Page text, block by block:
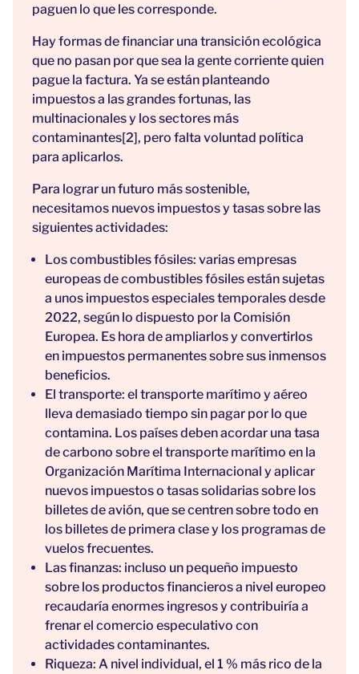
paguen lo que les corresponde.
Hay formas de financiar una transición ecológica
que no pasan por que sea la gente corriente quien
pague la factura. Ya se están planteando
impuestos a las grandes fortunas, las
multinacionales y los sectores más
contaminantes[2], pero falta voluntad política
para aplicarlos.
Para lograr un futuro más sostenible,
necesitamos nuevos impuestos y tasas sobre las
siguientes actividades:
Los combustibles fósiles: varias empresas
europeas de combustibles fósiles están sujetas
a unos impuestos especiales temporales desde
2022, según lo dispuesto por la Comisión
Europea. Es hora de ampliarlos y convertirlos
en impuestos permanentes sobre sus inmensos
beneficios.
El transporte: el transporte marítimo y aéreo
lleva demasiado tiempo sin pagar por lo que
contamina. Los países deben acordar una tasa
de carbono sobre el transporte marítimo en la
Organización Marítima Internacional y aplicar
nuevos impuestos o tasas solidarias sobre los
billetes de avión, que se centren sobre todo en
los billetes de primera clase y los programas de
vuelos frecuentes.
Las finanzas: incluso un pequeño impuesto
sobre los productos financieros a nivel europeo
recaudaría enormes ingresos y contribuiría a
frenar el comercio especulativo con
actividades contaminantes.
Riqueza: A nivel individual, el 1 % más rico de la